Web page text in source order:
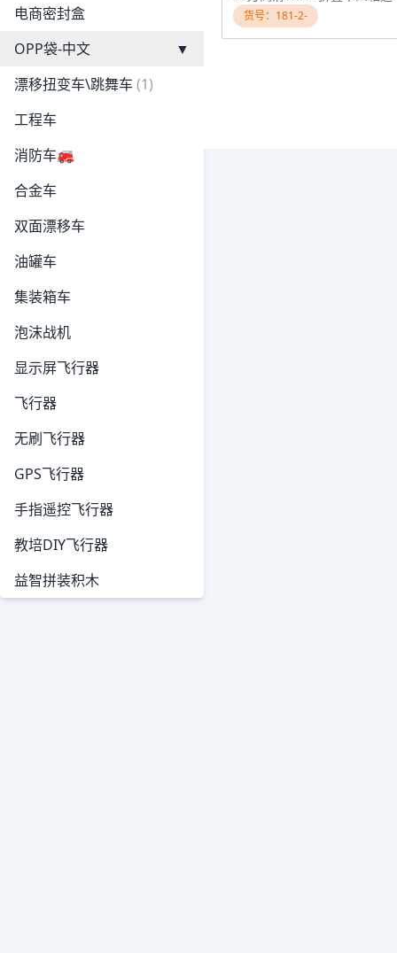
电商密封盒
OPP袋-中文
▼
漂移扭变车\跳舞车 (1)
工程车
消防车🚒
合金车
双面漂移车
油罐车
集装箱车
泡沫战机
显示屏飞行器
飞行器
无刷飞行器
GPS飞行器
手指遥控飞行器
教培DIY飞行器
益智拼装积木
货号：181-2-